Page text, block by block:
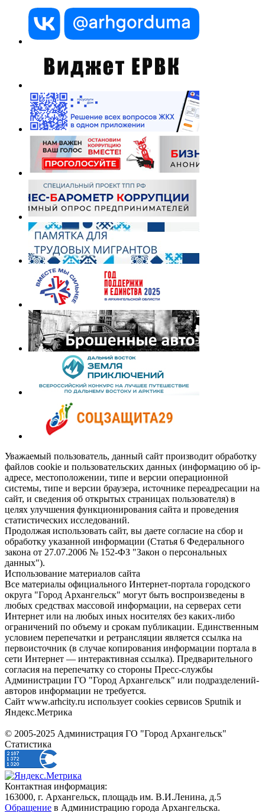
Уважаемый пользователь, данный сайт производит обработку
файлов cookie и пользовательских данных (информацию об ip-
адресе, местоположении, типе и версии операционной
системы, типе и версии браузера, источнике переадресации на
сайт, и сведения об открытых страницах пользователя) в
целях улучшения функционирования сайта и проведения
статистических исследований.
Продолжая использовать сайт, вы даете согласие на сбор и
обработку указанной информации (Статья 6 Федерального
закона от 27.07.2006 № 152-ФЗ "Закон о персональных
данных").
Использование материалов сайта
Все материалы официального Интернет-портала городского
округа "Город Архангельск" могут быть воспроизведены в
любых средствах массовой информации, на серверах сети
Интернет или на любых иных носителях без каких-либо
ограничений по объему и срокам публикации. Единственным
условием перепечатки и ретрансляции является ссылка на
первоисточник (в случае копирования информации портала в
сети Интернет — интерактивная ссылка). Предварительного
согласия на перепечатку со стороны Пресс-службы
Администрации ГО "Город Архангельск" или подразделений-
авторов информации не требуется.
Сайт www.arhcity.ru использует cookies сервисов Sputnik и
Яндекс.Метрика
© 2005-2025 Администрация ГО "Город Архангельск"
Статистика
Контактная информация:
163000, г. Архангельск, площадь им. В.И.Ленина, д.5
Обращение в Администрацию города Архангельска.